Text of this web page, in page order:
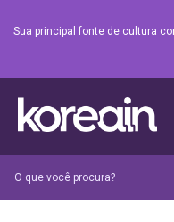
Sua principal fonte de cultura